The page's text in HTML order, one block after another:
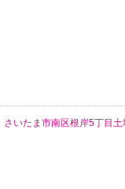
いたま市南区根岸5丁目土